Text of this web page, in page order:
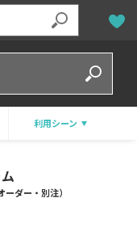
利用シーン
ダー・別注）